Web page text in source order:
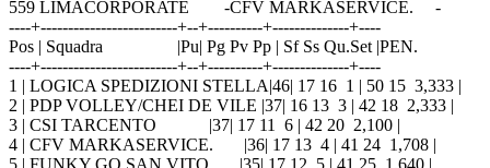
559 LIMACORPORATE -CFV MARKASERVICE. -
----+-------------------------+--+----------+--------------+----
Pos | Squadra |Pu| Pg Pv Pp | Sf Ss Qu.Set |PEN.
----+-------------------------+--+----------+--------------+----
1 | LOGICA SPEDIZIONI STELLA|46| 17 16 1 | 50 15 3,333 |
2 | PDP VOLLEY/CHEI DE VILE |37| 16 13 3 | 42 18 2,333 |
3 | CSI TARCENTO |37| 17 11 6 | 42 20 2,100 |
4 | CFV MARKASERVICE. |36| 17 13 4 | 41 24 1,708 |
5 | FUNKY GO SAN VITO |35| 17 12 5 | 41 25 1,640 |